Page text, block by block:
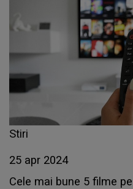
Stiri
25 apr 2024
Cele mai bune 5 filme